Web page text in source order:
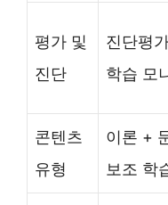
평가 및
진단
진단평
학습 모
콘텐츠
유형
이론 +
보조 학